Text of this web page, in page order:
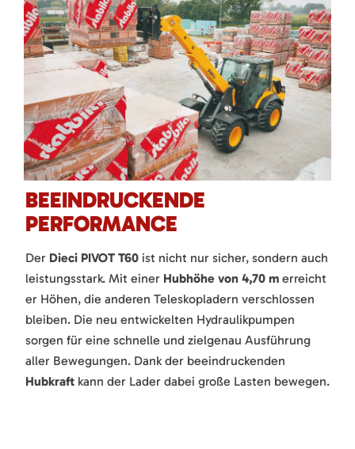
BEEINDRUCKENDE
PERFORMANCE
Der Dieci PIVOT T60 ist nicht nur sicher, sondern auch
leistungsstark. Mit einer Hubhöhe von 4,70 m erreicht
er Höhen, die anderen Teleskopladern verschlossen
bleiben. Die neu entwickelten Hydraulikpumpen
sorgen für eine schnelle und zielgenau Ausführung
aller Bewegungen. Dank der beeindruckenden
Hubkraft kann der Lader dabei große Lasten bewegen.